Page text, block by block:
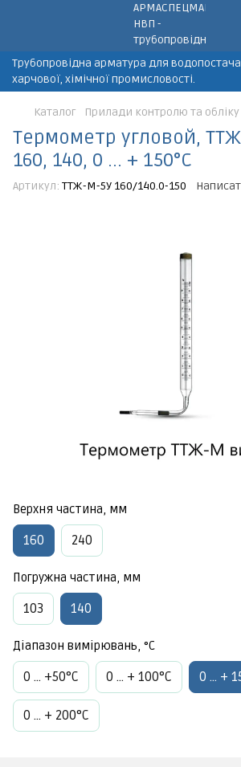
Трубопровідна арматура для
харчової, хімічної промисловості.
Каталог Прилади контролю та обліку
Термометр угловой,
160, 140, 0 ... + 150°C
Артикул: ТТЖ-М-5У 160/140.0-150
Верхня частина, мм
160 240
Погружна частина, мм
103 140
Діапазон вимірювань, °C
0 ... +50°C 0 ... + 100°C 0 ... +
0 ... + 200°C